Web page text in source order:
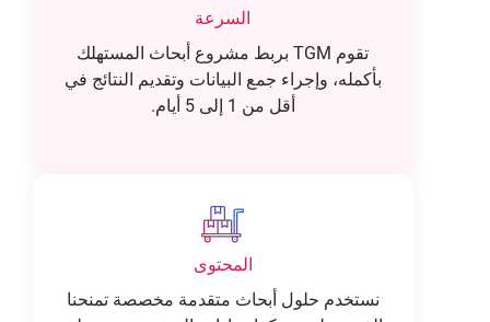
السرعة
تقوم TGM بربط مشروع أبحاث المستهلك
بأكمله، وإجراء جمع البيانات وتقديم النتائج في
أقل من 1 إلى 5 أيام.
المحتوى
نستخدم حلول أبحاث متقدمة مخصصة تمنحنا